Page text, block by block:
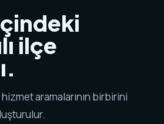
ilçe
hizmet aramalarının birbirini